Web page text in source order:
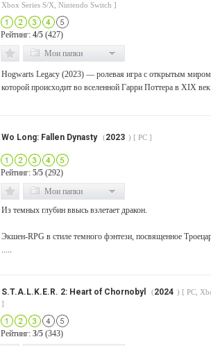
Xbox Series S/X, Nintendo Switch ]
Рейтинг: 4/5 (427)
Мои папки
Hogwarts Legacy (2023) — ролевая игра с открытым
которой происходит во вселенной Гарри Поттера в XIX
Wo Long: Fallen Dynasty (2023 ) [ PC ]
Рейтинг: 5/5 (292)
Мои папки
Из темных глубин ввысь взлетает дракон.
Экшен-RPG в стиле темного фэнтези, посвященное
.....
S.T.A.L.K.E.R. 2: Heart of Chornobyl (2024 ) [ PC,
]
Рейтинг: 3/5 (343)